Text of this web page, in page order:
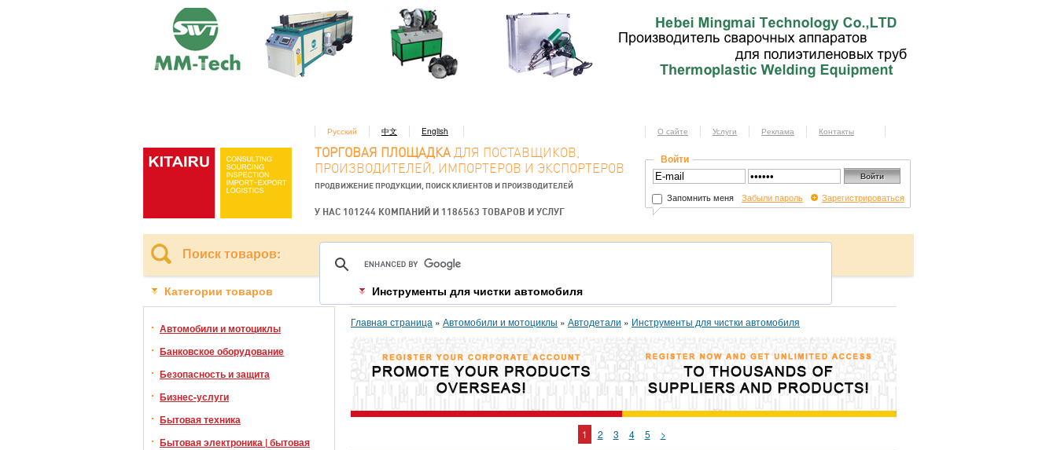
Русский 中文 English
ТОРГОВАЯ ПЛОЩАДКА ДЛЯ ПОСТАВЩИКОВ,
ПРОИЗВОДИТЕЛЕЙ, ИМПОРТЕРОВ И ЭКСПОРТЕРОВ
ПРОДВИЖЕНИЕ ПРОДУКЦИИ, ПОИСК КЛИЕНТОВ И ПРОИЗВОДИТЕЛЕЙ
У НАС 101244 КОМПАНИЙ И 1186563 ТОВАРОВ И УСЛУГ
О сайте Услуги Реклама Контакты
Войти
Запомнить меня Забыли пароль Зарегистрироваться
Поиск товаров:
Категории товаров
Автомобили и мотоциклы
Банковское оборудование
Безопасность и защита
Бизнес-услуги
Бытовая техника
Бытовая электроника | бытовая
Инструменты для чистки автомобиля
Главная страница » Автомобили и мотоциклы » Автодетали » Инструменты для чистки автомобиля
1 2 3 4 5 >